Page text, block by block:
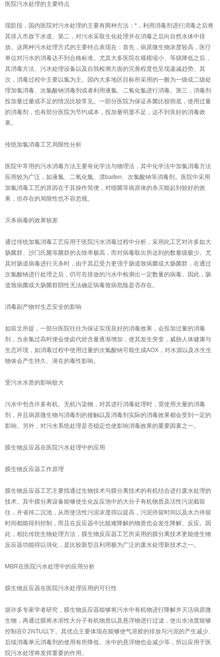
医院污水处理的主要特点
现阶段，国内医院对污水处理的主要有两种方法：*，利用消毒剂进行消毒之后将
其排入市政下水道。第二，对污水采取生化处理并在消毒之后向自然水体中排
放。这两种污水处理方式的主要特点表现在：首先，病原微生物浓度较高，医疗
单位对污水的消毒达不到合格标准。尤其大多医院在规模缩小、等级降低之后，
其消毒方法、污水处理设备以及自我检测方面的完善程度也呈现递减趋势。其
次，消毒过程中主要以氯为主。国内大多地区目标所采用的一般为一级或二级处
理加氯消毒、次氯酸钠消毒剂或者利用液氯、二氧化氯进行消毒。第三，消毒剂
投加量过量或不足的情况比较常见。一部分医院为保证杀菌比较彻底，使用过量
的消毒剂，也有部分医院为节约成本，投加量明显不足，达不到良好的消毒效
果。
传统加氯消毒工艺局限性分析
医院中常用的污水消毒方法主要有化学法与物理法，其中化学法中加氯消毒方法
应用较为广泛，如液氯、二氧化氯、漂baifen、次氯酸钠等消毒剂。医院中采用
加氯消毒工艺的原因在于其操作简便，对细菌等病原体的杀灭能起到较好的效
果，但存在的局限性也不容忽视。
灭杀病毒的效果较差
通过传统加氯消毒工艺应用于医院污水消毒过程中分析，采用此工艺对许多如大
肠菌群、沙门氏菌等菌群的去除率极高，而对病毒取出所达到的数量级极少。尤
其对肠道病毒进行灭杀时，由于其忍受力更强于肠道致病菌或大肠菌群，在通过
次氯酸钠进行处理之后，仍可在排放的污水中检测出一定数量的病毒。因此，肠
道致病菌或大肠菌群阴性无法确定病毒致病危险是否存在。
消毒副产物对生态安全的影响
如前文所提，一部分医院往往为保证实现良好的消毒效果，会投加过量的消毒
剂，当余氯过高时便会使卤代烃含量逐渐增加，使其发生突变，威胁人体健康与
生态环境，如消毒过程中使用过量的次氯酸钠可能生成AOX，对水源以及水生生
物体会产生持久、潜在的毒性影响。
受污水水质的影响较大
污水中包含许多有机、无机污染物，对其进行消毒处理时，需使用大量的消毒
剂，并且病原微生物与消毒剂的接触以及消毒剂实际的消毒效果都会受到一定的
影响。另外，对污水系统处理是否稳定也使影响消毒效果的重要因素之一。
膜生物反应器在医院污水处理中的应用
膜生物反应器工作原理
膜生物反应器工艺主要指通过生物技术与膜分离技术的有机结合进行废水处理的
技术。其中膜分离设备能够使生化反应池中的大分子有机物质及活性污泥截留
住，并省掉二沉池，从而使活性污泥浓度得以提高，污泥停留时间以及水力停留
时间都能得到控制，而且在反应器中比较难降解的物质也会发生降解、反应。因
此，相比传统生物处理方法，膜生物反应器工艺所采用的膜分离技术更能使生物
反应器功能得以强化，是比较新型且利用极为广泛的废水处理新技术之一。
MBR在医院污水处理中的应用分析
膜生物反应器在医院污水处理应用的可行性
据许多专家学者研究，膜生物反应器能够将污水中有机物进行降解并灭活病原微
生物，再通过膜将水溶性大分子有机物质以及悬浮物进行过滤，使出水浊度能够
控制在0.2NTU以下。其优点主要体现在能够使气溶胶的排放与污泥的产生减少、
后续消毒单元消毒剂的使用有所降低、水中的悬浮物也会减少等，所以应用于医
院污水处理将发挥重要的作用。